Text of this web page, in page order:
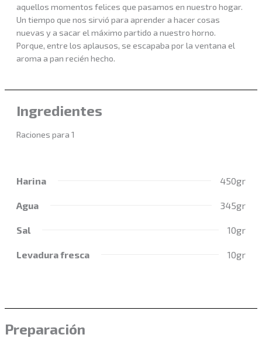
aquellos momentos felices que pasamos en nuestro hogar.
Un tiempo que nos sirvió para aprender a hacer cosas
nuevas y a sacar el máximo partido a nuestro horno.
Porque, entre los aplausos, se escapaba por la ventana el
aroma a pan recién hecho.
Ingredientes
Raciones para 1
Harina 450gr
Agua 345gr
Sal 10gr
Levadura fresca 10gr
Preparación